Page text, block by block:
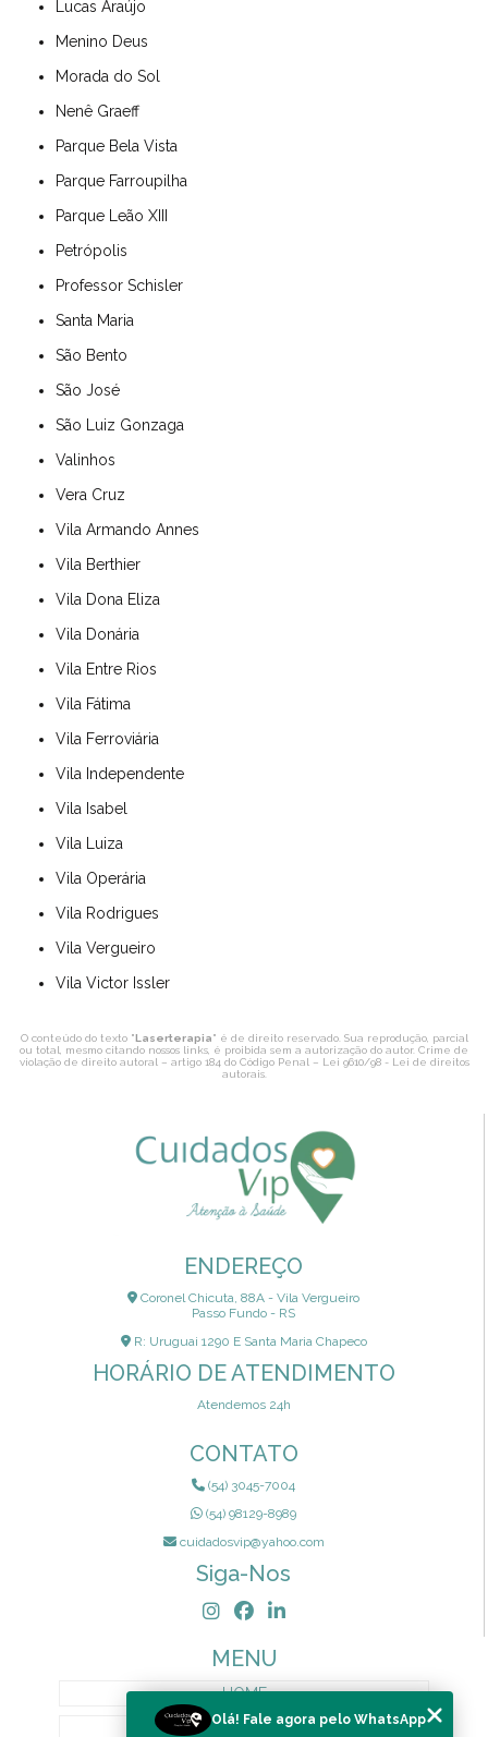
Lucas Araújo
Menino Deus
Morada do Sol
Nenê Graeff
Parque Bela Vista
Parque Farroupilha
Parque Leão XIII
Petrópolis
Professor Schisler
Santa Maria
São Bento
São José
São Luiz Gonzaga
Valinhos
Vera Cruz
Vila Armando Annes
Vila Berthier
Vila Dona Eliza
Vila Donária
Vila Entre Rios
Vila Fátima
Vila Ferroviária
Vila Independente
Vila Isabel
Vila Luiza
Vila Operária
Vila Rodrigues
Vila Vergueiro
Vila Victor Issler
O conteúdo do texto " Laserterapia" é de direito reservado. Sua reprodução, parcial
ou total, mesmo citando nossos links, é proibida sem a autorização do autor. Crime de
violação de direito autoral – artigo 184 do Código Penal – Lei 9610/98 - Lei de direitos
autorais.
ENDEREÇO
Coronel Chicuta, 88A - Vila Vergueiro
Passo Fundo - RS
R: Uruguai 1290 E Santa Maria Chapeco
HORÁRIO DE ATENDIMENTO
Atendemos 24h
CONTATO
(54) 3045-7004
(54) 98129-8989
cuidadosvip@yahoo.com
Siga-Nos
MENU
HOME
QUEM SOMOS
Olá! Fale agora pelo WhatsApp